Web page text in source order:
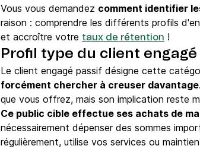
Vous vous demandez comment identifier
raison : comprendre les différents profils
et accroître votre taux de rétention !
Profil type du client
Le client engagé passif désigne cette
forcément chercher à creuser davantage
que vous offrez, mais son implication reste
Ce public cible effectue ses achats de
nécessairement dépenser des sommes
régulièrement, utilise vos services ou